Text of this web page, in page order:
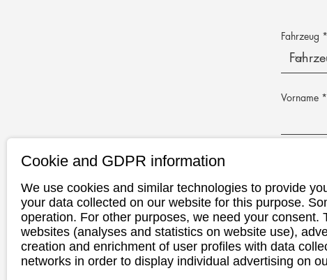
Fahrzeug
Vorname
Telefon
Cookie and GDPR information
We use cookies and similar technologies to provide
your data collected on our website for this purpose.
operation. For other purposes, we need your
websites (analyses and statistics on website use),
creation and enrichment of user profiles with data
networks in order to display individual advertising on